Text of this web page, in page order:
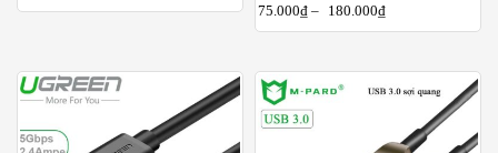
75.000₫ – 180.000₫